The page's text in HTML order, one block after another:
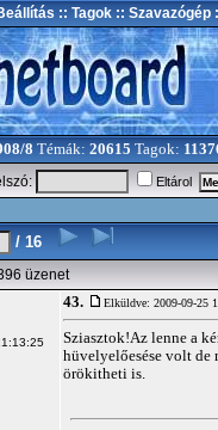
:: Tagok :: Szavazógép
8 Témák: 20615 Tagok:
Eltárol
/ 16
üzenet
43. Elküldve: 2009-09-25
Sziasztok!Az lenne a
hüvelyelőesése volt de
örökitheti is.